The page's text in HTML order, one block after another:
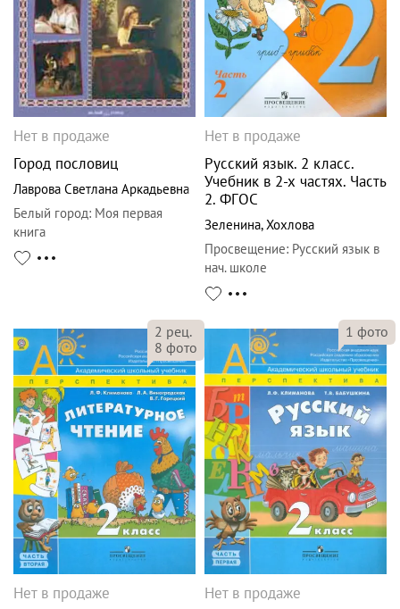
Нет в продаже
Город пословиц
Лаврова Светлана Аркадьевна
Белый город: Моя первая
книга
Нет в продаже
Русский язык. 2 класс.
Учебник в 2-х частях. Часть
2. ФГОС
Зеленина, Хохлова
Просвещение: Русский язык в
нач. школе
2 рец.
8 фото
Нет в продаже
1 фото
Нет в продаже